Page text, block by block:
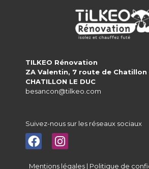
TILKEO Rénovation
ZA Valentin, 7 route de Chatillon
CHATILLON LE DUC
besancon@tilkeo.com
Suivez-nous sur les réseaux sociaux
Mentions légales | Politique de